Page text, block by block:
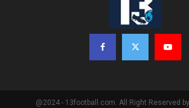
@2024 - 13football.com. All Right Reserved